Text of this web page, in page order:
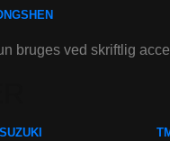
bruges ved skriftlig
SUZUKI